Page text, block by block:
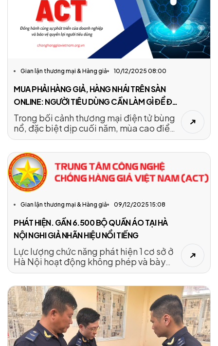
Gian lận thương mại & Hàng giả 10/12/2025 08:00
MUA PHẢI HÀNG GIẢ, HÀNG NHÁI TRÊN SÀN
ONLINE: NGƯỜI TIÊU DÙNG CẦN LÀM GÌ ĐỂ ĐÒI
LẠI QUYỀN LỢI
Trong bối cảnh thương mại điện tử bùng
nổ, đặc biệt dịp cuối năm, mùa cao điểm
mua sắm, tình trạng hàng giả, hàng nhái
càng tinh vi. Không ít người tiêu dùng
“sập bẫy” vì giá rẻ, quảng cáo hấp dẫn
hoặc thương hiệu bị làm giả khéo léo đến
mức khó phân biệt. Câu hỏi đặt ra: Nếu
mua phải hàng giả trên sàn TMĐT, người
tiêu dùng cần làm gì để được hoàn tiền và
bảo vệ quyền lợi?
Gian lận thương mại & Hàng giả 09/12/2025 15:08
PHÁT HIỆN. GẦN 6.500 BỘ QUẦN ÁO TẠI HÀ
NỘI NGHI GIẢ NHÃN HIỆU NỔI TIẾNG
Lực lượng chức năng phát hiện 1 cơ sở ở
Hà Nội hoạt động không phép và bày
bán 6.414 bộ quần áo không rõ nguồn
Nike, Adidas, Puma.